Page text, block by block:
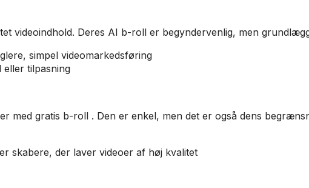
videoindhold. Deres AI b-roll er begyndervenlig, men
simpel videomarkedsføring
eller tilpasning
med gratis b-roll . Den er enkel, men det er også dens
skabere, der laver videoer af høj kvalitet